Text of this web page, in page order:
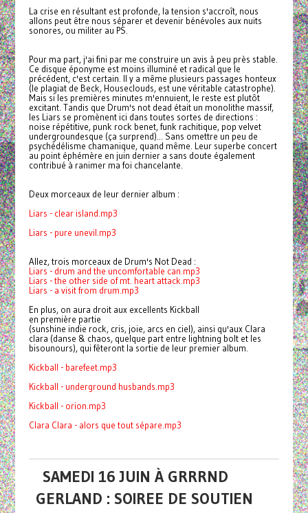
La crise en résultant est profonde, la tension s'accroît, nous
allons peut être nous séparer et devenir bénévoles aux nuits
sonores, ou militer au PS.
Pour ma part, j'ai fini par me construire un avis à peu près stable.
Ce disque éponyme est moins illuminé et radical que le
précédent, c'est certain. Il y a même plusieurs passages honteux
(le plagiat de Beck, Houseclouds, est une véritable catastrophe).
Mais si les premières minutes m'ennuient, le reste est plutôt
excitant. Tandis que Drum's not dead était un monolithe massif,
les Liars se promènent ici dans toutes sortes de directions :
noise répétitive, punk rock benet, funk rachitique, pop velvet
undergroundesque (ça surprend)... Sans omettre un peu de
psychédélisme chamanique, quand même. Leur superbe concert
au point éphémère en juin dernier a sans doute également
contribué à ranimer ma foi chancelante.
Deux morceaux de leur dernier album :
Liars - clear island.mp3
Liars - pure unevil.mp3
Allez, trois morceaux de Drum's Not Dead :
Liars - drum and the uncomfortable can.mp3
Liars - the other side of mt. heart attack.mp3
Liars - a visit from drum.mp3
En plus, on aura droit aux excellents Kickball
en première partie
(sunshine indie rock, cris, joie, arcs en ciel), ainsi qu'aux Clara
clara (danse & chaos, quelque part entre lightning bolt et les
bisounours), qui fêteront la sortie de leur premier album.
Kickball - barefeet.mp3
Kickball - underground husbands.mp3
Kickball - orion.mp3
Clara Clara - alors que tout sépare.mp3
SAMEDI 16 JUIN À GRRRND
GERLAND : SOIREE DE SOUTIEN